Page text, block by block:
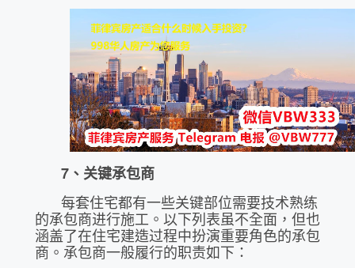
7、关键承包商
每套住宅都有一些关键部位需要技术熟练
的承包商进行施工。以下列表虽不全面，但也
涵盖了在住宅建造过程中扮演重要角色的承包
商。承包商一般履行的职责如下：